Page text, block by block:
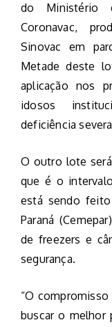
do Ministério
Coronavac,
Sinovac em
Metade deste
aplicação nos
idosos
deficiência
O outro lote
que é o
está sendo
Paraná
de freezers e
segurança.
“O
buscar o melhor